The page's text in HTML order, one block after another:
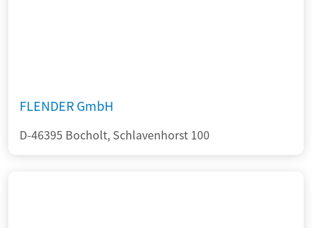
FLENDER GmbH
D-46395 Bocholt, Schlavenhorst 100